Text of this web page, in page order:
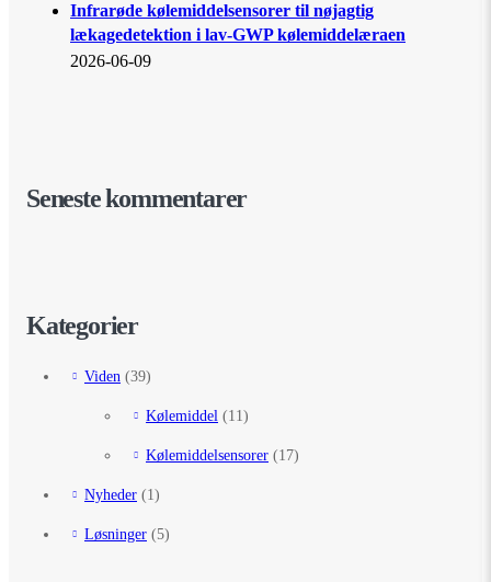
Infrarøde kølemiddelsensorer til nøjagtig
lækagedetektion i lav-GWP kølemiddelæraen
2026-06-09
Seneste kommentarer
Kategorier
Viden (39)
Kølemiddel (11)
Kølemiddelsensorer (17)
Nyheder (1)
Løsninger (5)